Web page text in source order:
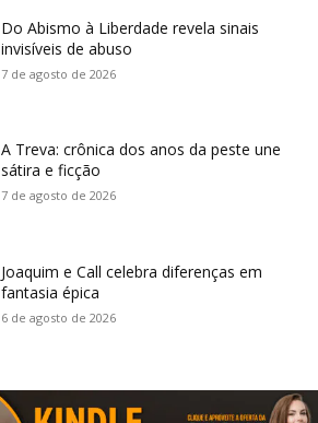
Do Abismo à Liberdade revela sinais
invisíveis de abuso
7 de agosto de 2026
A Treva: crônica dos anos da peste une
sátira e ficção
7 de agosto de 2026
Joaquim e Call celebra diferenças em
fantasia épica
6 de agosto de 2026